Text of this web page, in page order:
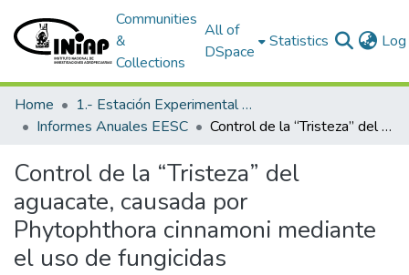
Communities
&
Collections
All of
DSpace
Statistics
Home
1.- Estación Experimental Santa Catalina
Informes Anuales EESC
Control de la “Tristeza” del aguacate, causada por Phytophthora cinnamoni mediante el uso de fungicidas
Control de la “Tristeza” del
aguacate, causada por
Phytophthora cinnamoni mediante
el uso de fungicidas